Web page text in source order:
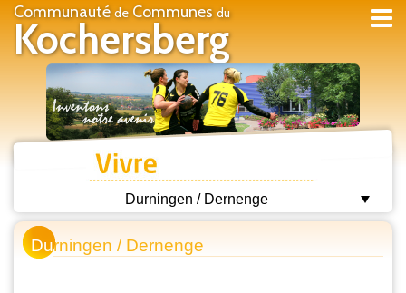
Communautéde Communes du
Kochersberg
Durningen / Dernenge
Durningen / Dernenge